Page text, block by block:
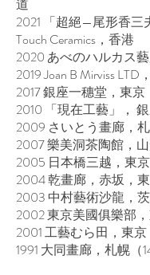
道
2021 「超絕—尾形香三
Touch Ceramics，香港
2020 あべのハルカス
2019 Joan B Mirviss LTD
2017 銀座一穗堂，東京
2010 「現在工藝」，
2009 さいとう畫廊，
2007 樂美洞茶陶館，
2005 日本橋三越，東京
2004 乾畫廊，赤坂，
2003 中村藝術沙龍，
2002 東京美國俱樂部
2001 工藝むら田，東京
1991 大同畫廊，札幌（